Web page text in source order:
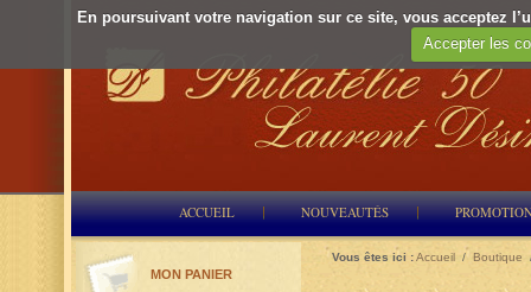
En poursuivant votre navigation sur ce site, vous acceptez
Accepter les
ACCUEIL NOUVEAUTÉS
Vous êtes ici :Accueil / Boutique
MON PANIER